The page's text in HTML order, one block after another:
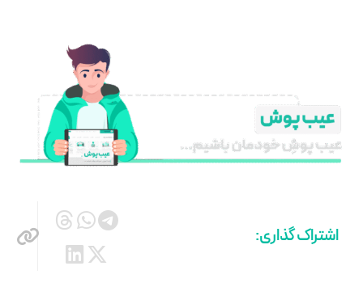
اشتراک گذاری: